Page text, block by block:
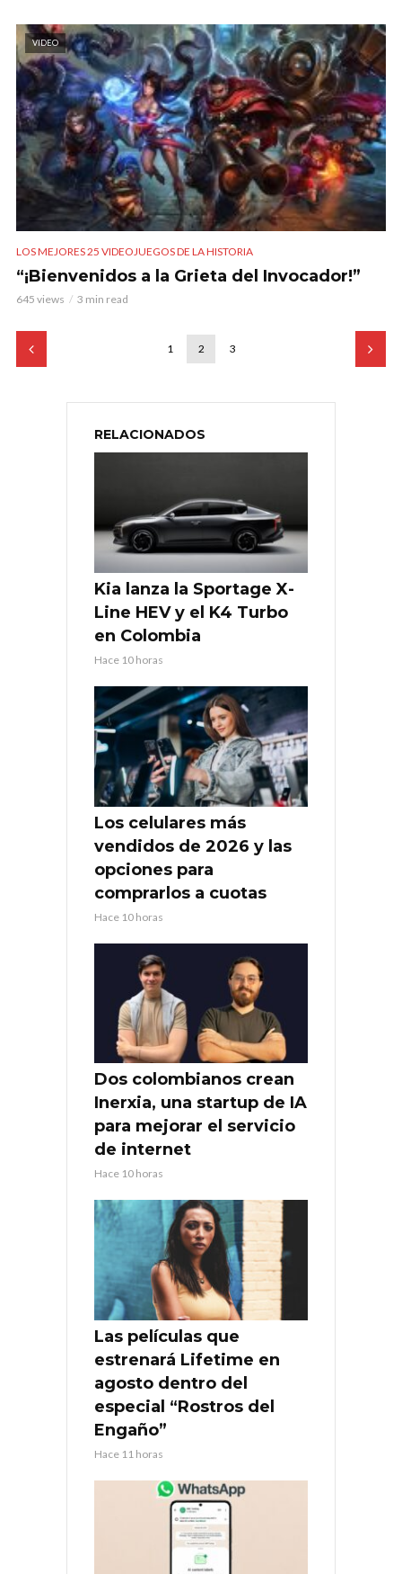
VIDEO
LOS MEJORES 25 VIDEOJUEGOS DE LA HISTORIA
“¡Bienvenidos a la Grieta del Invocador!”
645 views 3 min read
1 2 3
RELACIONADOS
Kia lanza la Sportage X-
Line HEV y el K4 Turbo
en Colombia
Hace 10 horas
Los celulares más
vendidos de 2026 y las
opciones para
comprarlos a cuotas
Hace 10 horas
Dos colombianos crean
Inerxia, una startup de IA
para mejorar el servicio
de internet
Hace 10 horas
Las películas que
estrenará Lifetime en
agosto dentro del
especial “Rostros del
Engaño”
Hace 11 horas